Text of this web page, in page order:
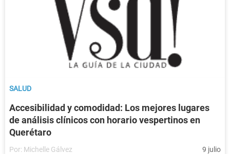
SALUD
Accesibilidad y comodidad: Los mejores lugares
de análisis clínicos con horario vespertinos en
Querétaro
Por: Michelle Gálvez 9 julio